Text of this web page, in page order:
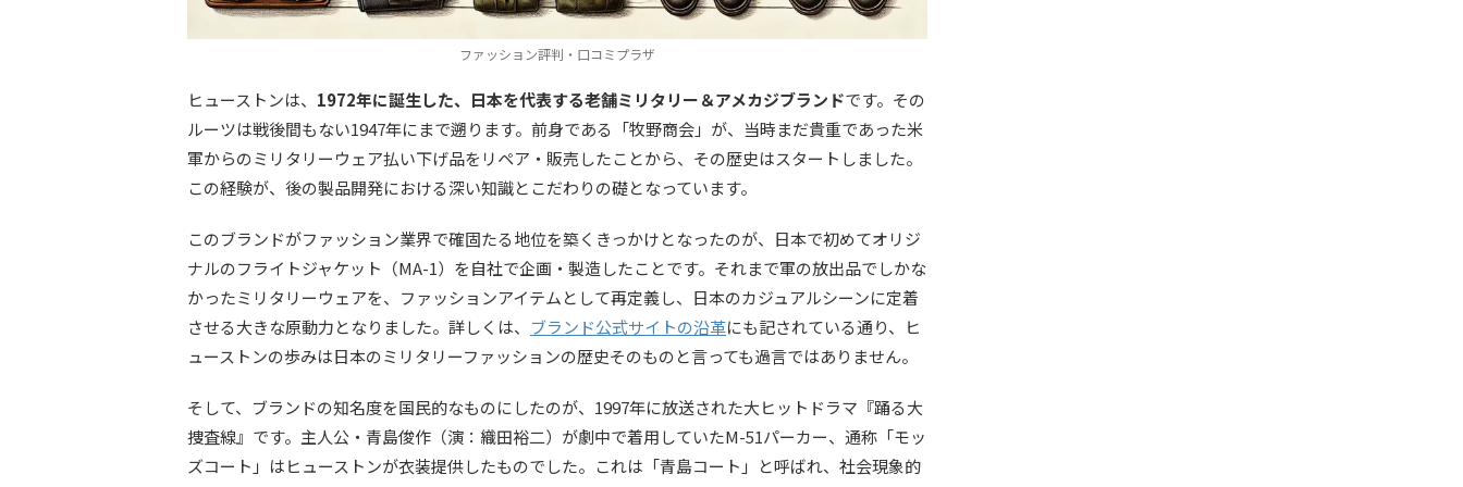
ファッション評判・口コミプラザ
ヒューストンは、 1972年に誕生した、日本を代表する老舗ミリタリー＆アメカジブランドです。その
ルーツは戦後間もない1947年にまで遡ります。前身である「牧野商会」が、当時まだ貴重であった米
軍からのミリタリーウェア払い下げ品をリペア・販売したことから、その歴史はスタートしました。
この経験が、後の製品開発における深い知識とこだわりの礎となっています。
このブランドがファッション業界で確固たる地位を築くきっかけとなったのが、 日本で初めてオリジ
ナルのフライトジャケット（MA-1）を自社で企画・製造したことです。それまで軍の放出品でしかな
かったミリタリーウェアを、ファッションアイテムとして再定義し、日本のカジュアルシーンに定着
させる大きな原動力となりました。詳しくは、 ブランド公式サイトの沿革にも記されている通り、ヒ
ューストンの歩みは日本のミリタリーファッションの歴史そのものと言っても過言ではありません。
そして、ブランドの知名度を国民的なものにしたのが、1997年に放送された大ヒットドラマ『踊る大
捜査線』です。主人公・青島俊作（演：織田裕二）が劇中で着用していたM-51パーカー、通称「モッ
ズコート」はヒューストンが衣装提供したものでした。これは「青島コート」と呼ばれ、社会現象的